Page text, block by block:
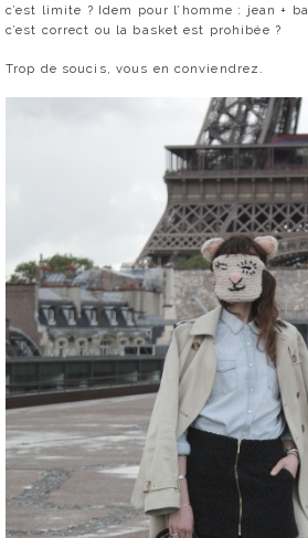
c’est limite ? Idem pour l’homme : jean +
c’est correct ou la basket est prohibée ?
Trop de soucis, vous en conviendrez.